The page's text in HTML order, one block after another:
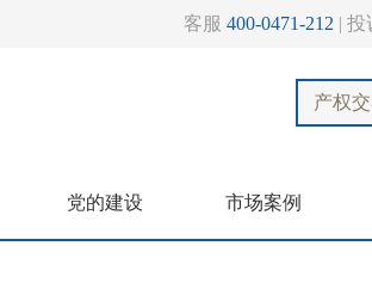
客服 400-0471-212 投
产权
党的建设 市场案例